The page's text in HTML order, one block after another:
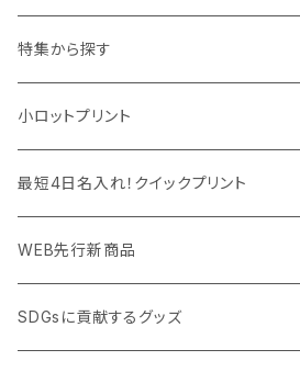
マウスパッド
モバイル周辺グッズ
PC周辺グッズ
パーテーション
マスク・フェイスシールド
測定・測量用品
加湿器・オゾン発生器
ウイルス対策消耗品
アウトレット
ドリンクフェア
ボトル・タンブラー
ポーチ・巾着
タオル・ブランケット
特集から探す
エンタメグッズ・イベント会場物販品
ご当地グッズ・オリジナルお土産品
フルカラー印刷ノベルティ
予算消化・備品におすすめグッズ
小ロットプリント
最短4日名入れ！クイックプリント
クイック印刷対応トートバッグ・エコバッグ
クイック印刷対応ポーチ・巾着
WEB先行新商品
SDGsに貢献するグッズ